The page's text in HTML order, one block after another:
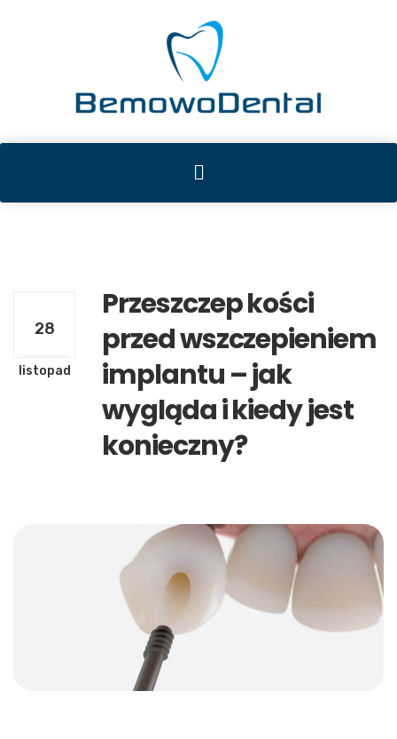
28
listopad
Przeszczep kości
przed wszczepieniem
implantu – jak
wygląda i kiedy jest
konieczny?